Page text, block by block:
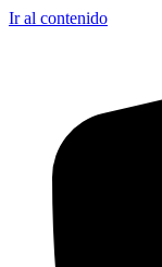
Ir al contenido